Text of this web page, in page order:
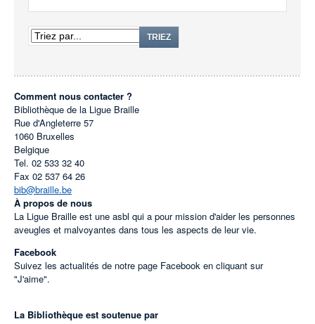
TRIEZ
Comment nous contacter ?
Bibliothèque de la Ligue Braille
Rue d'Angleterre 57
1060 Bruxelles
Belgique
Tel. 02 533 32 40
Fax 02 537 64 26
bib@braille.be
À propos de nous
La Ligue Braille est une asbl qui a pour mission d'aider les personnes
aveugles et malvoyantes dans tous les aspects de leur vie.
Facebook
Suivez les actualités de notre page Facebook en cliquant sur
"J'aime".
La Bibliothèque est soutenue par